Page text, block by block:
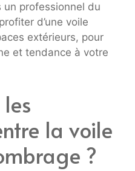
un professionnel du
d’une voile
extérieurs, pour
et tendance à votre
la voile
?